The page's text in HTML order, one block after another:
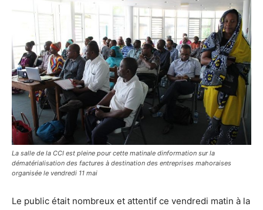
La salle de la CCI est pleine pour cette matinale dinformation sur la
dématérialisation des factures à destination des entreprises mahoraises
organisée le vendredi 11 mai
Le public était nombreux et attentif ce vendredi matin à la